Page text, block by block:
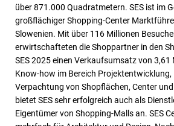
über 871.000 Quadratmetern. SES ist im
großflächiger Shopping-Center
Slowenien. Mit über 116 Millionen
erwirtschafteten die Shoppartner in den
SES 2025 einen Verkaufsumsatz von 3,61
Know-how im Bereich
Verpachtung von Shopflächen, Center
bietet SES sehr erfolgreich auch als
Eigentümer von Shopping-Malls an. SES